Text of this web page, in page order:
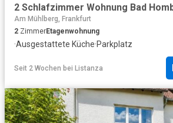
Am Mühlberg, Frankfurt
2 ZimmerEtagenwohnung
·Ausgestattete Küche·Parkplatz
Seit 2 Wochen bei Listanza